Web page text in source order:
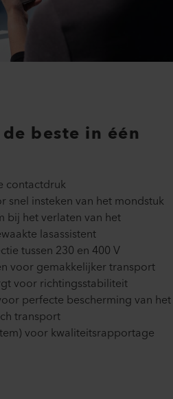
beste in één
contactdruk
snel insteken van het mondstuk
bij het verlaten van het
lasassistent
tussen 230 en 400 V
voor gemakkelijker transport
voor richtingsstabiliteit
perfecte bescherming van het
transport
voor kwaliteitsrapportage